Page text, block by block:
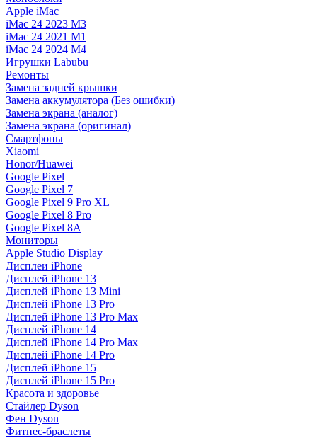
Apple iMac
iMac 24 2023 M3
iMac 24 2021 M1
iMac 24 2024 M4
Игрушки Labubu
Ремонты
Замена задней крышки
Замена аккумулятора (Без ошибки)
Замена экрана (аналог)
Замена экрана (оригинал)
Смартфоны
Xiaomi
Honor/Huawei
Google Pixel
Google Pixel 7
Google Pixel 9 Pro XL
Google Pixel 8 Pro
Google Pixel 8A
Мониторы
Apple Studio Display
Дисплеи iPhone
Дисплей iPhone 13
Дисплей iPhone 13 Mini
Дисплей iPhone 13 Pro
Дисплей iPhone 13 Pro Max
Дисплей iPhone 14
Дисплей iPhone 14 Pro Max
Дисплей iPhone 14 Pro
Дисплей iPhone 15
Дисплей iPhone 15 Pro
Красота и здоровье
Стайлер Dyson
Фен Dyson
Фитнес-браслеты